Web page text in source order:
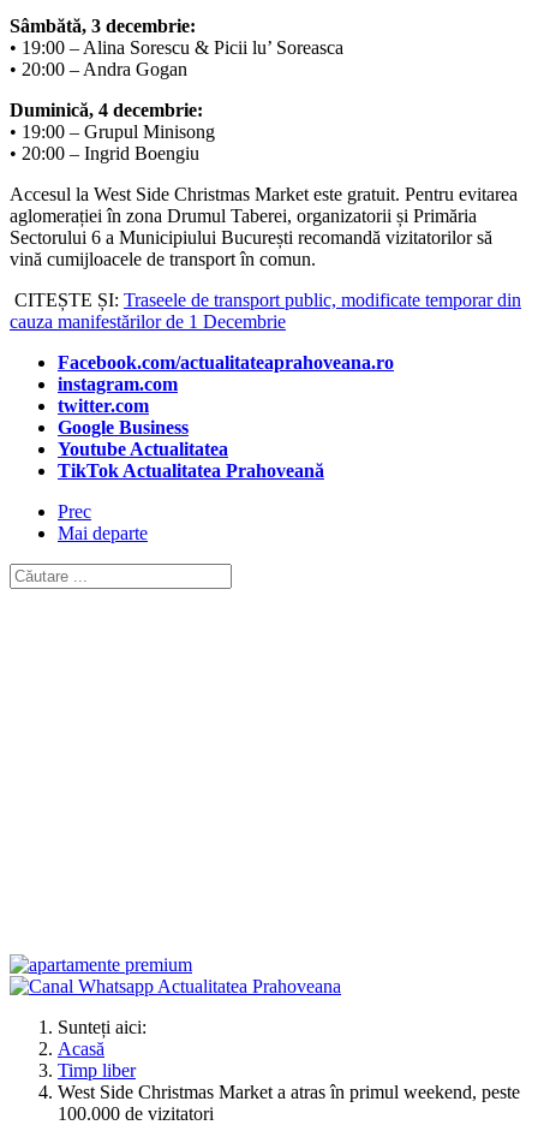
Sâmbătă, 3 decembrie:
• 19:00 – Alina Sorescu & Picii lu’ Soreasca
• 20:00 – Andra Gogan
Duminică, 4 decembrie:
• 19:00 – Grupul Minisong
• 20:00 – Ingrid Boengiu
Accesul la West Side Christmas Market este gratuit. Pentru evitarea
aglomerației în zona Drumul Taberei, organizatorii și Primăria
Sectorului 6 a Municipiului București recomandă vizitatorilor să
vină cumijloacele de transport în comun.
CITEȘTE ȘI: Traseele de transport public, modificate temporar din
cauza manifestărilor de 1 Decembrie
Facebook.com/actualitateaprahoveana.ro
instagram.com
twitter.com
Google Business
Youtube Actualitatea
TikTok Actualitatea Prahoveană
Prec
Mai departe
Sunteți aici:
Acasă
Timp liber
West Side Christmas Market a atras în primul weekend, peste
100.000 de vizitatori